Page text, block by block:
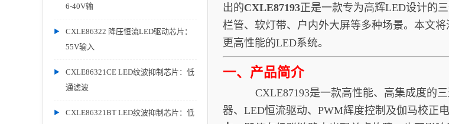
6-40V输
CXLE86322 降压恒流LED驱动芯片：
55V输入
CXLE86321CE LED纹波抑制芯片：低
通滤波
CXLE86321BT LED纹波抑制芯片：低
出的CXLE87193正是一款专为高辉LED设计的
栏管、软灯带、户内外大屏等多种场景。本文
更高性能的LED系统。
一、产品简介
CXLE87193是一款高性能、高集成度的三
器、LED恒流驱动、PWM辉度控制及伽马校正